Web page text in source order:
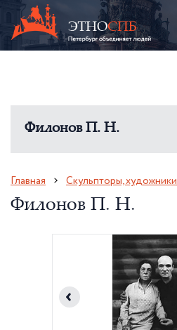
Филонов П. Н.
Главная Скульпторы, художники
Филонов П. Н.